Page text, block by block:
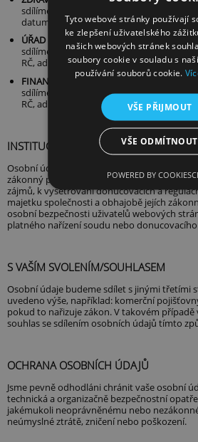
sdílíme jen nezbytné osobní údaje:
datum narození, RČ, adresu bydliště
ÚŘAD PRÁCE
sdílíme jen nezbytné osobní údaje:
RČ, adresu bydliště
FINANČNÍ ÚŘAD
sdílíme jen nezbytné osobní údaje:
RČ, adresu bydliště
INSTITUCE A VYNUCOVACÍ ORGÁNY
Osobní údaje zveřejňujeme v případě, že to
zákonný proces, k účelu výkonu
zájmů, k vyšetřování donucovacích a
majetku společnosti a obhajobě jejích
osobní bezpečnosti uživatelů webových
platného nařízení soudu nebo
S VAŠÍM SVOLENÍM/SOUHLASEM
Osobní údaje budeme sdílet s jinými třetími
uvedeno výše, například: komerční
pokud to nařizuje zákon. V takovém případě
souhlas se sdílením osobních údajů tímto
OCHRANA OSOBNÍCH ÚDAJŮ
Jsme pevně odhodláni chránit vaše osobní
technická a organizačně bezpečnostní
jakémukoli neoprávněnému nebo
neúmyslné ztrátě, zničení nebo poškození.
Tyto webové stránky používají
ke zlepšení uživatelského
našich webových stránek
soubory cookie v souladu s
používání souborů cookie.
VŠE PŘIJMOUT
VŠE ODMÍTNOUT
POWERED BY